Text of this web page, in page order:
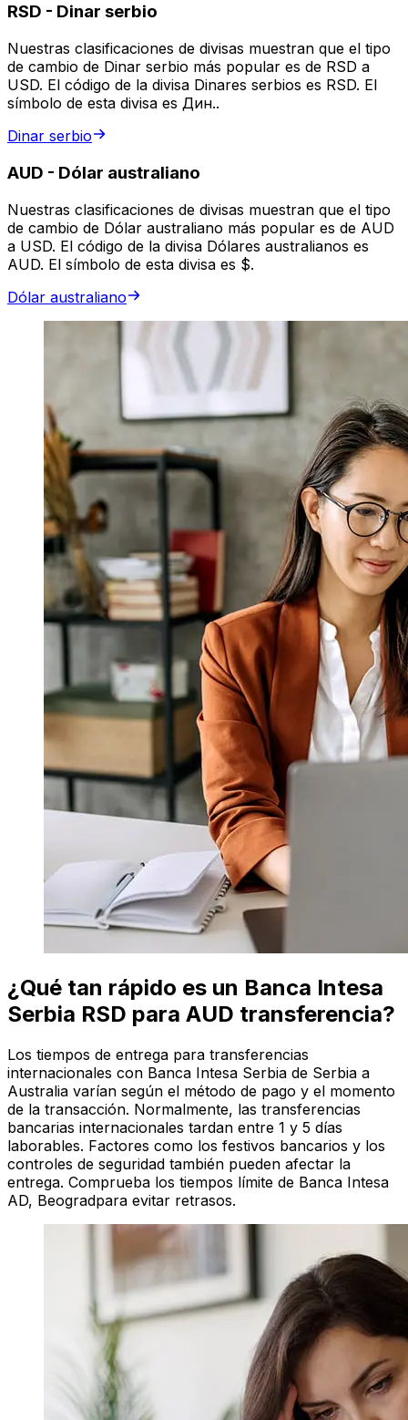
RSD - Dinar serbio
Nuestras clasificaciones de divisas muestran que el tipo
de cambio de Dinar serbio más popular es de RSD a
USD. El código de la divisa Dinares serbios es RSD. El
símbolo de esta divisa es Дин..
Dinar serbio
AUD - Dólar australiano
Nuestras clasificaciones de divisas muestran que el tipo
de cambio de Dólar australiano más popular es de AUD
a USD. El código de la divisa Dólares australianos es
AUD. El símbolo de esta divisa es $.
Dólar australiano
¿Qué tan rápido es un Banca Intesa
Serbia RSD para AUD transferencia?
Los tiempos de entrega para transferencias
internacionales con Banca Intesa Serbia de Serbia a
Australia varían según el método de pago y el momento
de la transacción. Normalmente, las transferencias
bancarias internacionales tardan entre 1 y 5 días
laborables. Factores como los festivos bancarios y los
controles de seguridad también pueden afectar la
entrega. Comprueba los tiempos límite de Banca Intesa
AD, Beogradpara evitar retrasos.